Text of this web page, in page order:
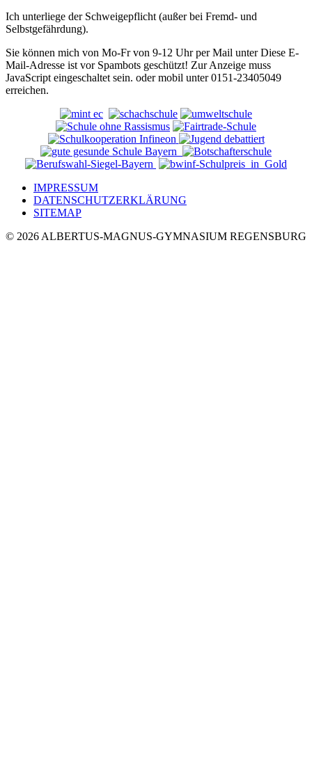
Ich unterliege der Schweigepflicht (außer bei Fremd- und
Selbstgefährdung).
Sie können mich von Mo-Fr von 9-12 Uhr per Mail unterDiese E-
Mail-Adresse ist vor Spambots geschützt! Zur Anzeige muss
JavaScript eingeschaltet sein. oder mobil unter 0151-23405049
erreichen.
IMPRESSUM
DATENSCHUTZERKLÄRUNG
SITEMAP
© 2026 ALBERTUS-MAGNUS-GYMNASIUM REGENSBURG